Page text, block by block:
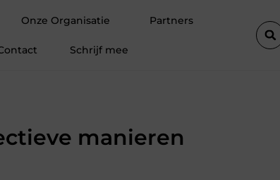
elektricien in Barneveld
Onze Organisatie Partners
Schrijf mee
manieren